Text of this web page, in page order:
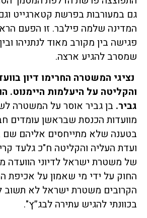
גם במעורבות בפרשת קטארגייט
המדינה שלמה פילבר. זו הפעם
פגישה בין מקורב מאוד לנתניהו
שמסרב להגיע ארצה.
נציגי המשטרה החרימו דיון
והקליטה על היעלמות היימנוט.
גביר. בן גביר אוסר על המשטרה
מוועדות הכנסת שבראשן עומדים
בטענה שלא מתייחסים אליהם שם
ועדת העליה והקליטה ח"כ גלעד
של משטרת ישראל לדיוני הוועדה
החוק על ידי מי שאמון על אכיפת
הקרובים משטרת ישראל לא תשוב
בכוונתי להגיש עתירה לבג”ץ".